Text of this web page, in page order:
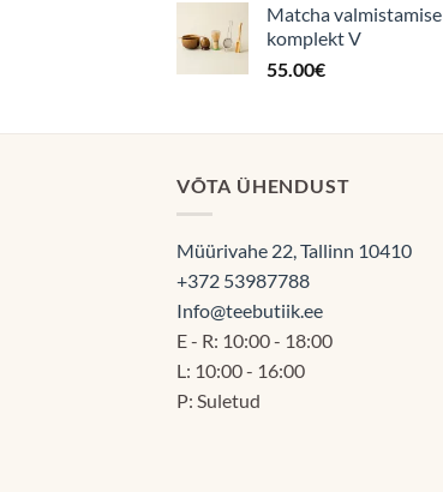
Matcha valmistamise
komplekt V
55.00€
VÕTA ÜHENDUST
Müürivahe 22, Tallinn 10410
+372 53987788
Info@teebutiik.ee
E - R: 10:00 - 18:00
L: 10:00 - 16:00
P: Suletud